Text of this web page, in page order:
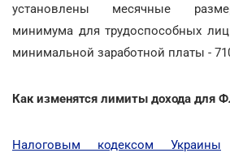
установлены месячные
минимума для трудоспособных
минимальной заработной платы -
Как изменятся лимиты дохода для
Налоговым кодексом Украины